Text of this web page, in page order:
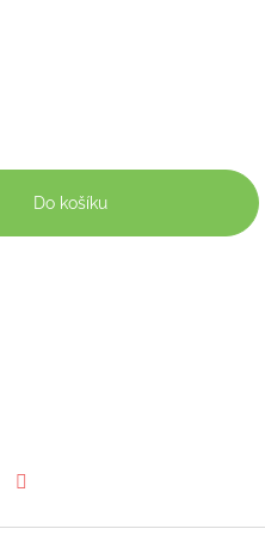
Do košíku